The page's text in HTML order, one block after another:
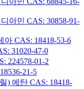
아민 CAS: 30858-91-
CAS: 18418-53-6
31020-47-0
224578-01-2
21-5
) 에탄 CAS: 18418-